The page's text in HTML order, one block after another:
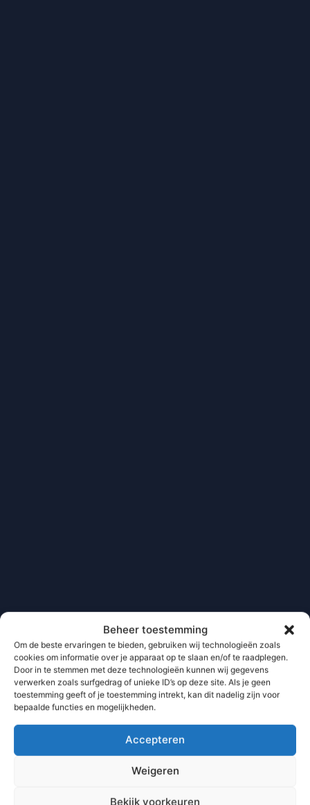
Beheer toestemming
Om de beste ervaringen te bieden, gebruiken wij technologieën zoals
cookies om informatie over je apparaat op te slaan en/of te raadplegen.
Door in te stemmen met deze technologieën kunnen wij gegevens
verwerken zoals surfgedrag of unieke ID’s op deze site. Als je geen
toestemming geeft of je toestemming intrekt, kan dit nadelig zijn voor
bepaalde functies en mogelijkheden.
Accepteren
Weigeren
Bekijk voorkeuren